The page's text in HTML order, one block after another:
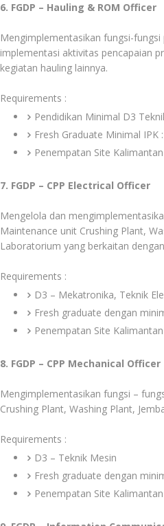
6. FGDP – Hauling & ROM Officer
Mengimplementasikan fungsi-
implementasi aktivitas pencapaian
kegiatan hauling lainnya.
Requirements :
Pendidikan Minimal D3
Fresh Graduate Minimal IPK
Penempatan Site
7. FGDP – CPP Electrical Officer
Mengelola dan
Maintenance unit Crushing Plant,
Laboratorium yang berkaitan
Requirements :
D3 – Mekatronika, Teknik
Fresh graduate dengan
Penempatan Site
8. FGDP – CPP Mechanical Officer
Mengimplementasikan fungsi –
Crushing Plant, Washing Plant,
Requirements :
D3 – Teknik Mesin
Fresh graduate dengan
Penempatan Site